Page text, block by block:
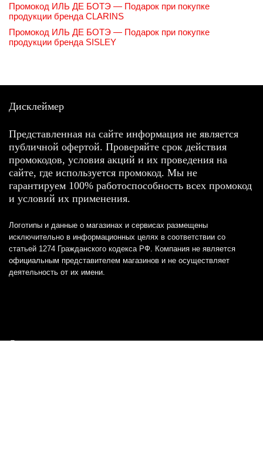
Промокод ИЛЬ ДЕ БОТЭ — Подарок при покупке
продукции бренда CLARINS
Промокод ИЛЬ ДЕ БОТЭ — Подарок при покупке
продукции бренда SISLEY
Дисклеймер
Представленная на сайте информация не является
публичной офертой. Проверяйте срок действия
промокодов, условия акций и их проведения на
сайте, где используется промокод. Мы не
гарантируем 100% работоспособность всех промокод
и условий их применения.
Логотипы и данные о магазинах и сервисах размещены
исключительно в информационных целях в соответствии со
статьей 1274 Гражданского кодекса РФ. Компания не является
официальным представителем магазинов и не осуществляет
деятельность от их имени.
Отказ от ответственности